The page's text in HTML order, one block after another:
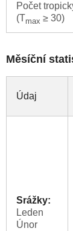
Počet
(Tmax ≥ 30)
Měsíční
Údaj
Srážky:
Leden
Únor